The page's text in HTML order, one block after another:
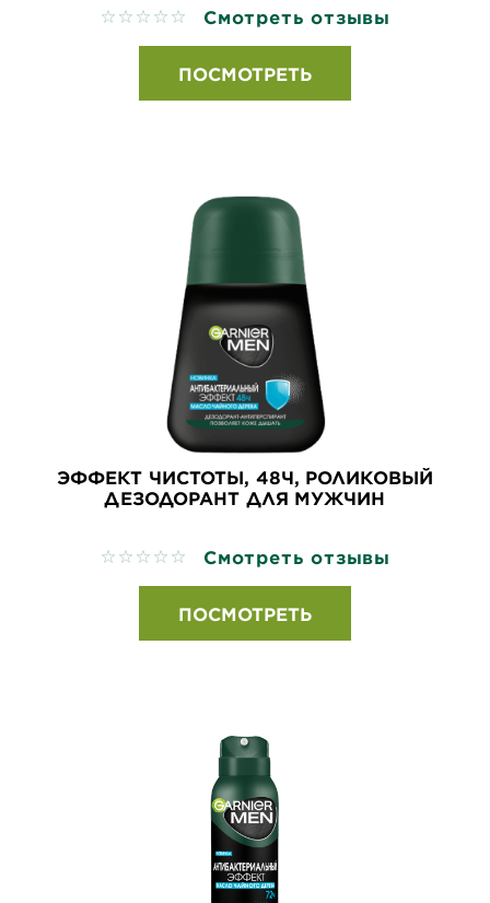
No reviews Смотреть отзывы
ПОСМОТРЕТЬ
ЭФФЕКТ ЧИСТОТЫ, 48Ч, РОЛИКОВЫЙ
ДЕЗОДОРАНТ ДЛЯ МУЖЧИН
No reviews Смотреть отзывы
ПОСМОТРЕТЬ